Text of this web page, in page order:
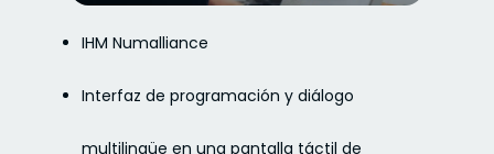
IHM Numalliance
Interfaz de programación y diálogo
multilingüe en una pantalla táctil de